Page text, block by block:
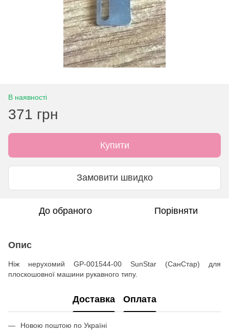
В наявності
371 грн
Купити
Замовити швидко
До обраного Порівняти
Опис
Ніж нерухомий GP-001544-00 SunStar (СанСтар) для
плоскошовної машини рукавного типу.
Доставка Оплата
Новою поштою по Україні